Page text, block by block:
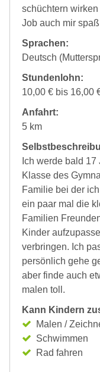
schüchtern
Job auch mir
Sprachen:
Deutsch
Stundenlohn:
10,00 € bis 16,00
Anfahrt:
5 km
Ich werde bald
Klasse des
Familie bei der
ein paar mal die
Familien
Kinder
verbringen. Ich
persönlich gehe
aber finde auch
malen toll.
Kann Kindern
Malen /
Schwimmen
Rad fahren